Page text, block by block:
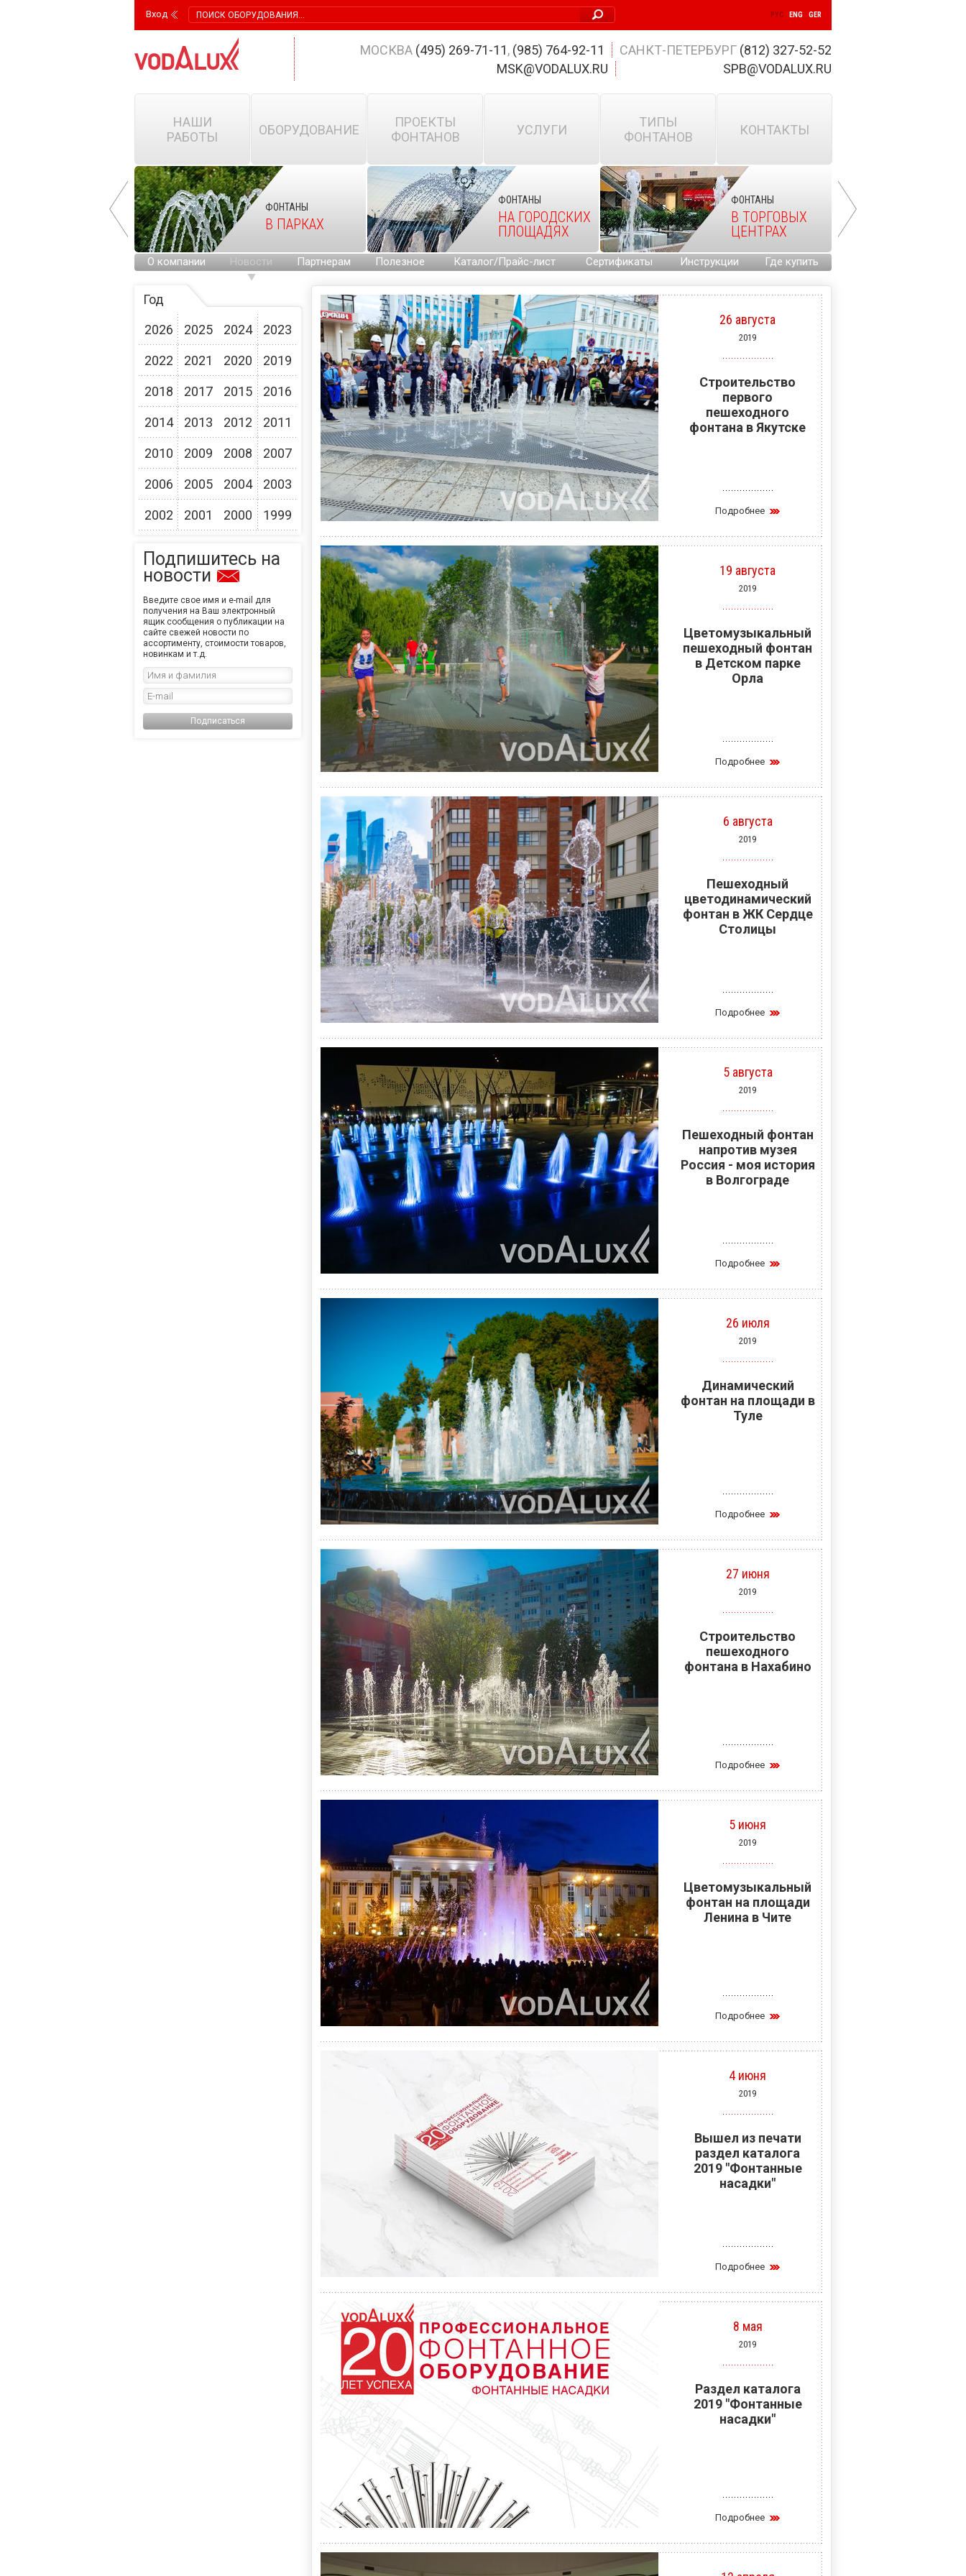
Вход РУС ENG GER
МОСКВА (495) 269-71-11, (985) 764-92-11 САНКТ-ПЕТЕРБУРГ (812) 327-52-52
MSK@VODALUX.RU
SPB@VODALUX.RU
НАШИ
РАБОТЫ
ОБОРУДОВАНИЕ
ПРОЕКТЫ
ФОНТАНОВ
УСЛУГИ
ТИПЫ
ФОНТАНОВ
КОНТАКТЫ
НА ГОРОДСКИХ
ФОНТАНЫ
В ПАРКАХ
ФОНТАНЫ
НА ГОРОДСКИХ
ПЛОЩАДЯХ
ФОНТАНЫ
В ТОРГОВЫХ
ЦЕНТРАХ
О компании Новости Партнерам Полезное Каталог/Прайс-лист Сертификаты Инструкции Где купить
Год
2026
2025 2024 2023
2022 2021 2020 2019
2018 2017 2015 2016
2014 2013 2012 2011
2010 2009 2008 2007
2006 2005 2004 2003
2002 2001 2000 1999
Подпишитесь на
новости
Введите свое имя и e-mail для
получения на Ваш электронный
ящик сообщения о публикации на
сайте свежей новости по
ассортименту, стоимости товаров,
новинкам и т.д.
Подписаться
26 августа
2019
Строительство
первого
пешеходного
фонтана в Якутске
Подробнее
19 августа
2019
Цветомузыкальный
пешеходный фонтан
в Детском парке
Орла
Подробнее
6 августа
2019
Пешеходный
цветодинамический
фонтан в ЖК Сердце
Столицы
Подробнее
5 августа
2019
Пешеходный фонтан
напротив музея
Россия - моя история
в Волгограде
Подробнее
26 июля
2019
Динамический
фонтан на площади в
Туле
Подробнее
27 июня
2019
Строительство
пешеходного
фонтана в Нахабино
Подробнее
5 июня
2019
Цветомузыкальный
фонтан на площади
Ленина в Чите
Подробнее
4 июня
2019
Вышел из печати
раздел каталога
2019 "Фонтанные
насадки"
Подробнее
8 мая
2019
Раздел каталога
2019 "Фонтанные
насадки"
Подробнее